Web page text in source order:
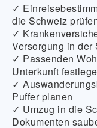
✓
die Schweiz
✓
Versorgung in der
✓ Passenden
Unterkunft
✓
Puffer planen
✓ Umzug in die
Dokumenten